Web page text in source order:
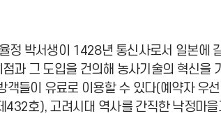
박서생이 1428년 통신사로서 일본에
과 그 도입을 건의해 농사기술의 혁신을
들이 유료로 이용할 수 있다(예약자 우
호), 고려시대 역사를 간직한 낙정마